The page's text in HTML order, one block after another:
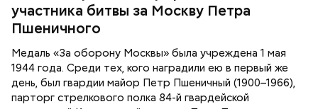
участника битвы за Москву Петра
Пшеничного
Медаль «За оборону Москвы» была учреждена 1 мая
1944 года. Среди тех, кого наградили ею в первый же
день, был гвардии майор Петр Пшеничный (1900–1966),
парторг стрелкового полка 84-й гвардейской